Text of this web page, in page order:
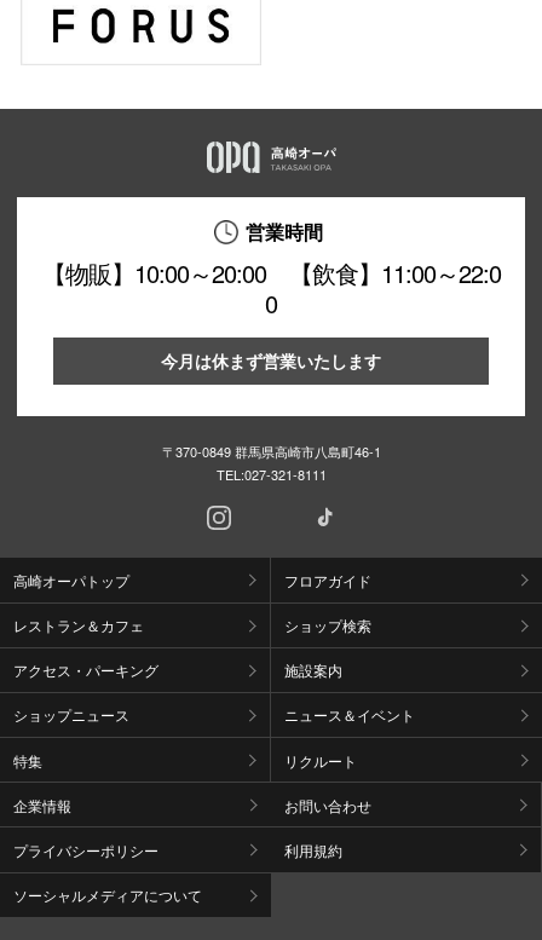
営業時間
【物販】10:00～20:00 【飲食】11:00～22:0
0
今月は休まず営業いたします
〒370-0849 群馬県高崎市八島町46-1
TEL:027-321-8111
高崎オーパトップ フロアガイド
レストラン＆カフェ ショップ検索
アクセス・パーキング 施設案内
ショップニュース ニュース＆イベント
特集 リクルート
企業情報 お問い合わせ
プライバシーポリシー 利用規約
ソーシャルメディアについて